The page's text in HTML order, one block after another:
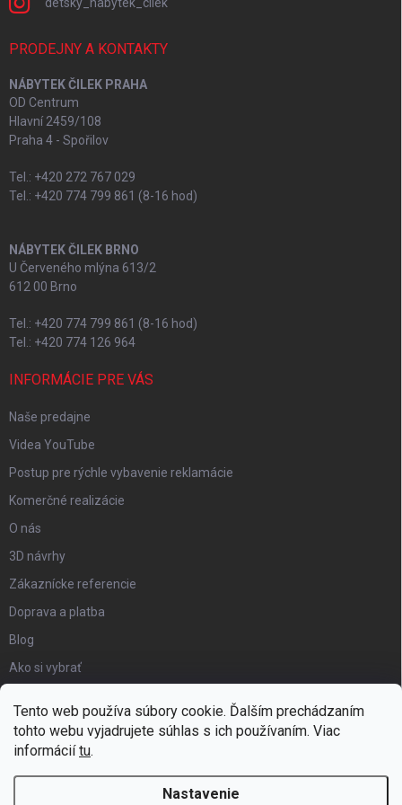
Tento web používa súbory cookie. Ďalším prechádzaním
tohto webu vyjadrujete súhlas s ich používaním. Viac
informáciítu.
Nastavenie
PRODEJNY A KONTAKTY
NÁBYTEK ČILEK PRAHA
OD Centrum
Hlavní 2459/108
Praha 4 - Spořilov
Tel.: +420 272 767 029
Tel.: +420 774 799 861 (8-16 hod)
NÁBYTEK ČILEK BRNO
U Červeného mlýna 613/2
612 00 Brno
Tel.: +420 774 799 861 (8-16 hod)
Tel.: +420 774 126 964
INFORMÁCIE PRE VÁS
Naše predajne
Videa YouTube
Postup pre rýchle vybavenie reklamácie
Komerčné realizácie
O nás
3D návrhy
Zákaznícke referencie
Doprava a platba
Blog
Ako si vybrať
Certifikát kvality
Moja objednávka